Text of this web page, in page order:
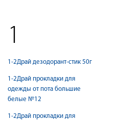
1
1-2Драй дезодорант-стик 50г
1-2Драй прокладки для
одежды от пота большие
белые №12
1-2Драй прокладки для